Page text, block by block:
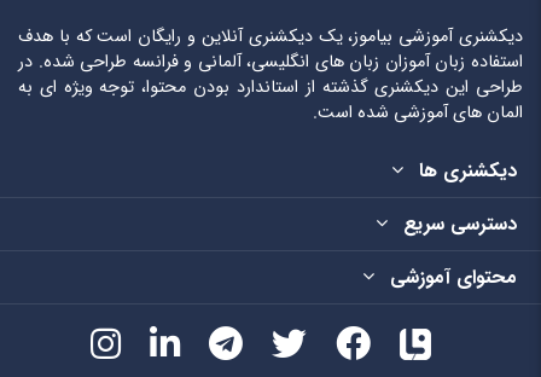
دیکشنری آموزشی بیاموز، یک دیکشنری آنلاین و رایگان است که با هدف
استفاده زبان آموزان زبان های انگلیسی، آلمانی و فرانسه طراحی شده. در
طراحی این دیکشنری گذشته از استاندارد بودن محتوا، توجه ویژه ای به
المان های آموزشی شده است.
دیکشنری ها
دسترسی سریع
محتوای آموزشی